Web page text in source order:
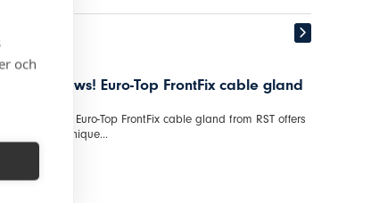
cable gland
gland from RST offers
Fire brigade switches – For a
och